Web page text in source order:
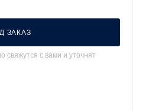
ЗАКАЗ
с вами и уточнят